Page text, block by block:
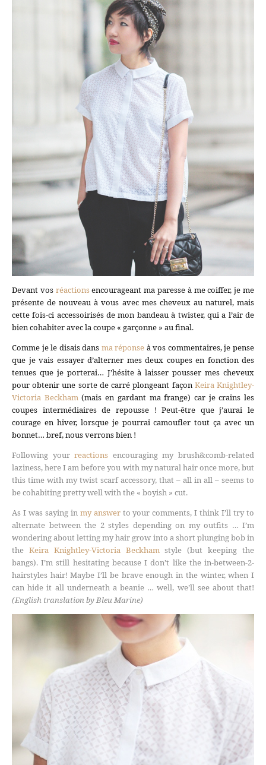
Devant vos réactionsencourageant ma paresse à me coiffer, je me
présente de nouveau à vous avec mes cheveux au naturel, mais
cette fois-ci accessoirisés de mon bandeau à twister, qui a l’air de
bien cohabiter avec la coupe « garçonne » au final.
Comme je le disais dans ma réponse à vos commentaires, je pense
que je vais essayer d’alterner mes deux coupes en fonction des
tenues que je porterai… J’hésite à laisser pousser mes cheveux
pour obtenir une sorte de carré plongeant façon Keira Knightley-
Victoria Beckham(mais en gardant ma frange) car je crains les
coupes intermédiaires de repousse ! Peut-être que j’aurai le
courage en hiver, lorsque je pourrai camoufler tout ça avec un
bonnet… bref, nous verrons bien !
Following yourreactions encouraging my brush&comb-related
laziness, here I am before you with my natural hair once more, but
this time with my twist scarf accessory, that – all in all – seems to
be cohabiting pretty well with the « boyish » cut.
As I was saying in my answerto your comments, I think I’ll try to
alternate between the 2 styles depending on my outfits … I’m
wondering about letting my hair grow into a short plunging bob in
the Keira Knightley-Victoria Beckhamstyle (but keeping the
bangs). I’m still hesitating because I don’t like the in-between-2-
hairstyles hair! Maybe I’ll be brave enough in the winter, when I
can hide it all underneath a beanie … well, we’ll see about that!
(English translation by Bleu Marine)